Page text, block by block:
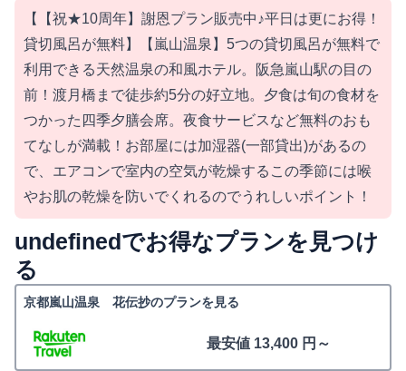
【【祝★10周年】謝恩プラン販売中♪平日は更にお得！
貸切風呂が無料】【嵐山温泉】5つの貸切風呂が無料で
利用できる天然温泉の和風ホテル。阪急嵐山駅の目の
前！渡月橋まで徒歩約5分の好立地。夕食は旬の食材を
つかった四季夕膳会席。夜食サービスなど無料のおも
てなしが満載！お部屋には加湿器(一部貸出)があるの
で、エアコンで室内の空気が乾燥するこの季節には喉
やお肌の乾燥を防いでくれるのでうれしいポイント！
undefinedでお得なプランを見つけ
る
京都嵐山温泉 花伝抄のプランを見る
最安値 13,400 円～